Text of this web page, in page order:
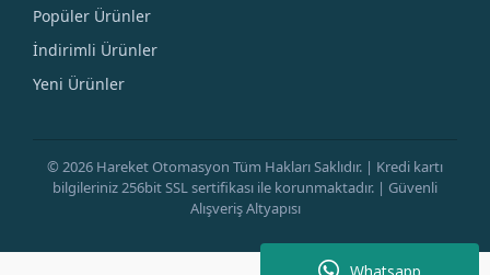
Whatsapp
Popüler Ürünler
İndirimli Ürünler
Yeni Ürünler
© 2026 Hareket Otomasyon Tüm Hakları Saklıdır. | Kredi kartı
bilgileriniz 256bit SSL sertifikası ile korunmaktadır. | Güvenli
Alışveriş Altyapısı